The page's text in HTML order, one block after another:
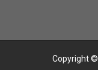
Copyright ©